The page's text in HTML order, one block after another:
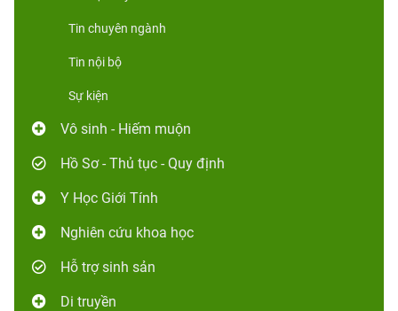
Tin chuyên ngành
Tin nội bộ
Sự kiện
Vô sinh - Hiếm muộn
Hồ Sơ - Thủ tục - Quy định
Y Học Giới Tính
Nghiên cứu khoa học
Hỗ trợ sinh sản
Di truyền